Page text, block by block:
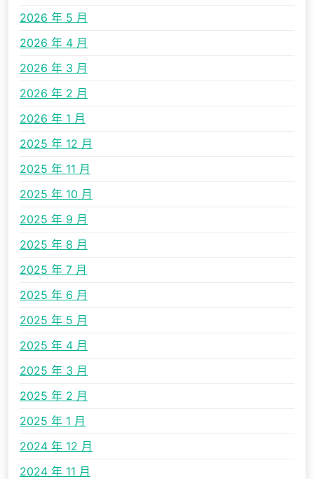
2026 年 5 月
2026 年 4 月
2026 年 3 月
2026 年 2 月
2026 年 1 月
2025 年 12 月
2025 年 11 月
2025 年 10 月
2025 年 9 月
2025 年 8 月
2025 年 7 月
2025 年 6 月
2025 年 5 月
2025 年 4 月
2025 年 3 月
2025 年 2 月
2025 年 1 月
2024 年 12 月
2024 年 11 月